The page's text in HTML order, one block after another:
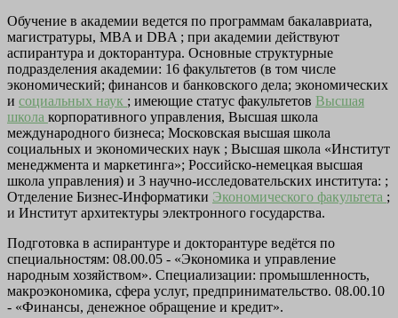
Обучение в академии ведется по программам бакалавриата,
магистратуры, MBA и DBA ; при академии действуют
аспирантура и докторантура. Основные структурные
подразделения академии: 16 факультетов (в том числе
экономический; финансов и банковского дела; экономических
и социальных наук ; имеющие статус факультетов Высшая
школа корпоративного управления, Высшая школа
международного бизнеса; Московская высшая школа
социальных и экономических наук ; Высшая школа «Институт
менеджмента и маркетинга»; Российско-немецкая высшая
школа управления) и 3 научно-исследовательских института: ;
Отделение Бизнес-Информатики Экономического факультета ;
и Институт архитектуры электронного государства.
Подготовка в аспирантуре и докторантуре ведётся по
специальностям: 08.00.05 - «Экономика и управление
народным хозяйством». Специализации: промышленность,
макроэкономика, сфера услуг, предпринимательство. 08.00.10
- «Финансы, денежное обращение и кредит».